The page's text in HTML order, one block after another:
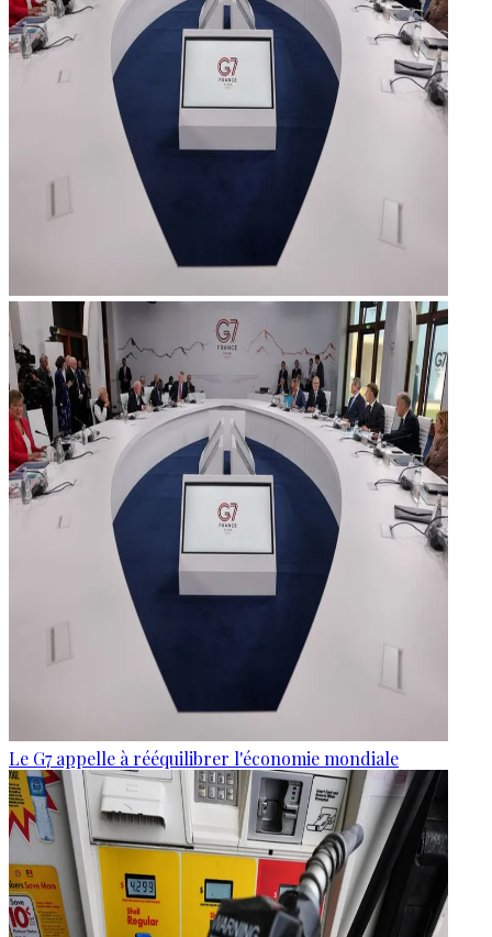
Le G7 appelle à rééquilibrer l'économie mondiale